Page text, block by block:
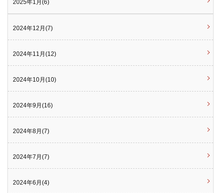
2025年1月(6)
2024年12月(7)
2024年11月(12)
2024年10月(10)
2024年9月(16)
2024年8月(7)
2024年7月(7)
2024年6月(4)